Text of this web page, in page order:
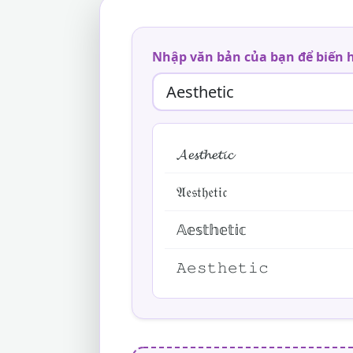
Nhập văn bản của bạn để biến
𝓐𝓮𝓼𝓽𝓱𝓮𝓽𝓲𝓬
𝔄𝔢𝔰𝔱𝔥𝔢𝔱𝔦𝔠
𝔸𝕖𝕤𝕥𝕙𝕖𝕥𝕚𝕔
𝙰𝚎𝚜𝚝𝚑𝚎𝚝𝚒𝚌